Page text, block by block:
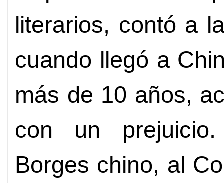
literarios, contó a
cuando llegó a
más de 10 años,
con un
Borges chino, al